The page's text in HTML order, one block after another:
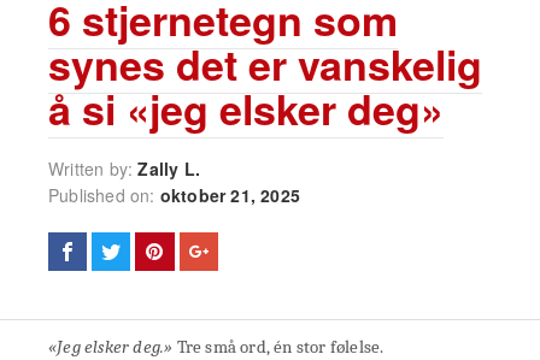
6 stjernetegn som
synes det er vanskelig
å si «jeg elsker deg»
Written by:Zally L.
Published on: oktober 21, 2025
«Jeg elsker deg.» Tre små ord, én stor følelse.